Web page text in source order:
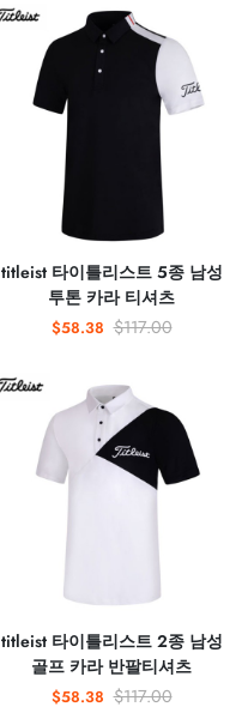
titleist 타이틀리스트 5종 남성
투톤 카라 티셔츠
$58.38 $117.00
titleist 타이틀리스트 2종 남성
골프 카라 반팔티셔츠
$58.38 $117.00